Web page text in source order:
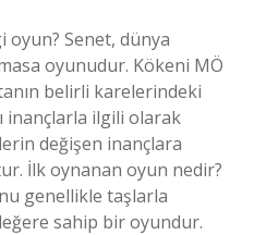
oyun? Senet, dünya
oyunudur. Kökeni MÖ
belirli karelerindeki
inançlarla ilgili olarak
değişen inançlara
İlk oynanan oyun nedir?
genellikle taşlarla
sahip bir oyundur.